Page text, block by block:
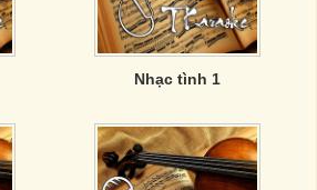
Nhạc tình 1